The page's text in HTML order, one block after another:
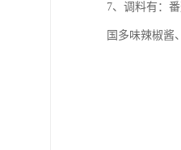
7、调料有：
国多味辣椒酱